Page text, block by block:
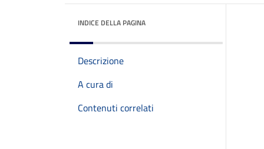
INDICE DELLA PAGINA
Descrizione
A cura di
Contenuti correlati